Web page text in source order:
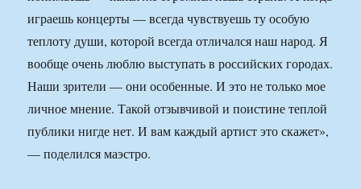
играешь концерты — всегда чувствуешь ту особую
теплоту души, которой всегда отличался наш народ. Я
вообще очень люблю выступать в российских городах.
Наши зрители — они особенные. И это не только мое
личное мнение. Такой отзывчивой и поистине теплой
публики нигде нет. И вам каждый артист это скажет»,
— поделился маэстро.